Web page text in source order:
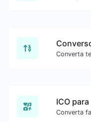
ICO para